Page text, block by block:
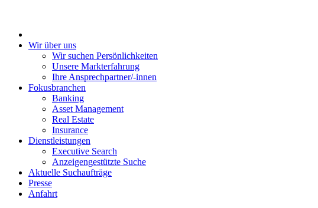
Wir über uns
Wir suchen Persönlichkeiten
Unsere Markterfahrung
Ihre Ansprechpartner/-innen
Fokusbranchen
Banking
Asset Management
Real Estate
Insurance
Dienstleistungen
Executive Search
Anzeigengestützte Suche
Aktuelle Suchaufträge
Presse
Anfahrt